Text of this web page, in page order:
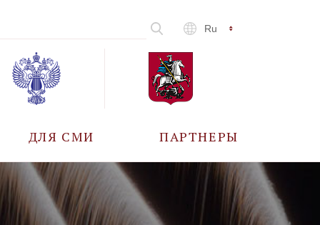
Ru
ДЛЯ СМИ
АККРЕДИТАЦИЯ
ПАРТНЕРЫ